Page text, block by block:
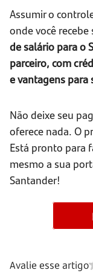
Assumir o
onde você recebe
de salário para o
parceiro, com
e vantagens para
Não deixe seu
oferece nada. O
Está pronto para
mesmo a sua
Santander!
Avalie esse artigo